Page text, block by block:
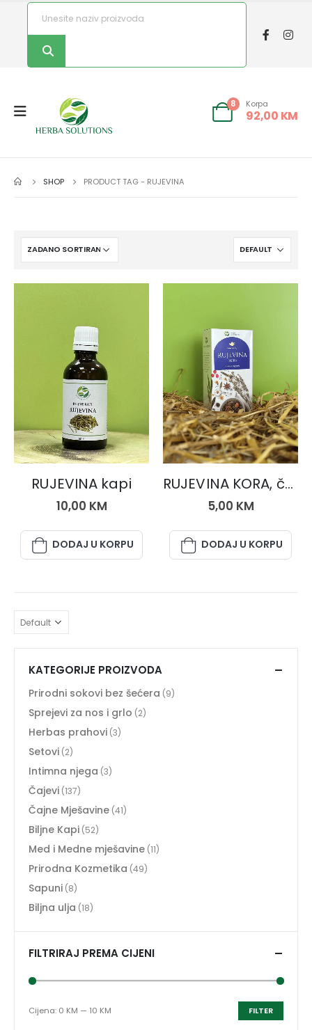
8 Korpa
92,00 KM
SHOP PRODUCT TAG - RUJEVINA
BILJNE KAPI
RUJEVINA kapi
10,00 KM
DODAJ U KORPU
ČAJEVI
RUJEVINA KORA, čaj 50 gr.
5,00 KM
DODAJ U KORPU
KATEGORIJE PROIZVODA
Prirodni sokovi bez šećera (9)
Sprejevi za nos i grlo (2)
Herbas prahovi (3)
Setovi (2)
Intimna njega (3)
Čajevi (137)
Čajne Mješavine (41)
Biljne Kapi (52)
Med i Medne mješavine (11)
Prirodna Kozmetika (49)
Sapuni (8)
Biljna ulja (18)
FILTRIRAJ PREMA CIJENI
FILTER
Cijena: 0 KM — 10 KM